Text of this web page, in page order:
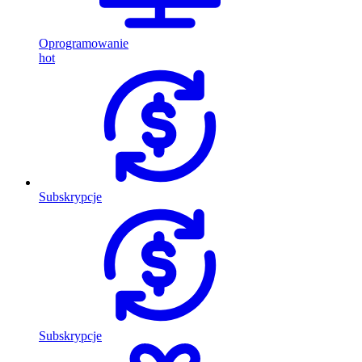
Oprogramowanie
hot
Subskrypcje
Subskrypcje